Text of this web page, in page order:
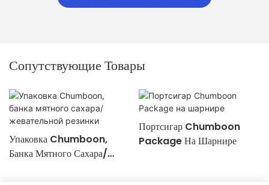
Сопутствующие Товары
Упаковка Chumboon,
Банка Мятного Сахара/
Портсигар Chumboon
Package На Шарнире